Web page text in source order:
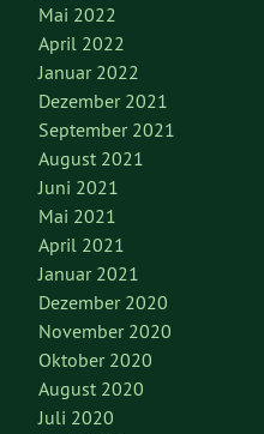
Mai 2022
April 2022
Januar 2022
Dezember 2021
September 2021
August 2021
Juni 2021
Mai 2021
April 2021
Januar 2021
Dezember 2020
November 2020
Oktober 2020
August 2020
Juli 2020